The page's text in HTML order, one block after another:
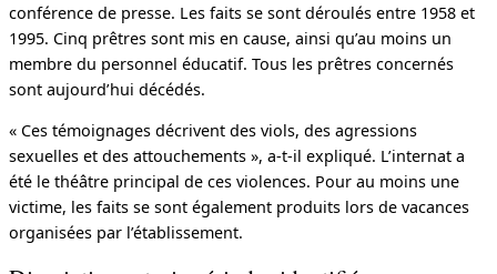
conférence de presse. Les faits se sont déroulés entre 1958 et
1995. Cinq prêtres sont mis en cause, ainsi qu’au moins un
membre du personnel éducatif. Tous les prêtres concernés
sont aujourd’hui décédés.
« Ces témoignages décrivent des viols, des agressions
sexuelles et des attouchements », a-t-il expliqué. L’internat a
été le théâtre principal de ces violences. Pour au moins une
victime, les faits se sont également produits lors de vacances
organisées par l’établissement.